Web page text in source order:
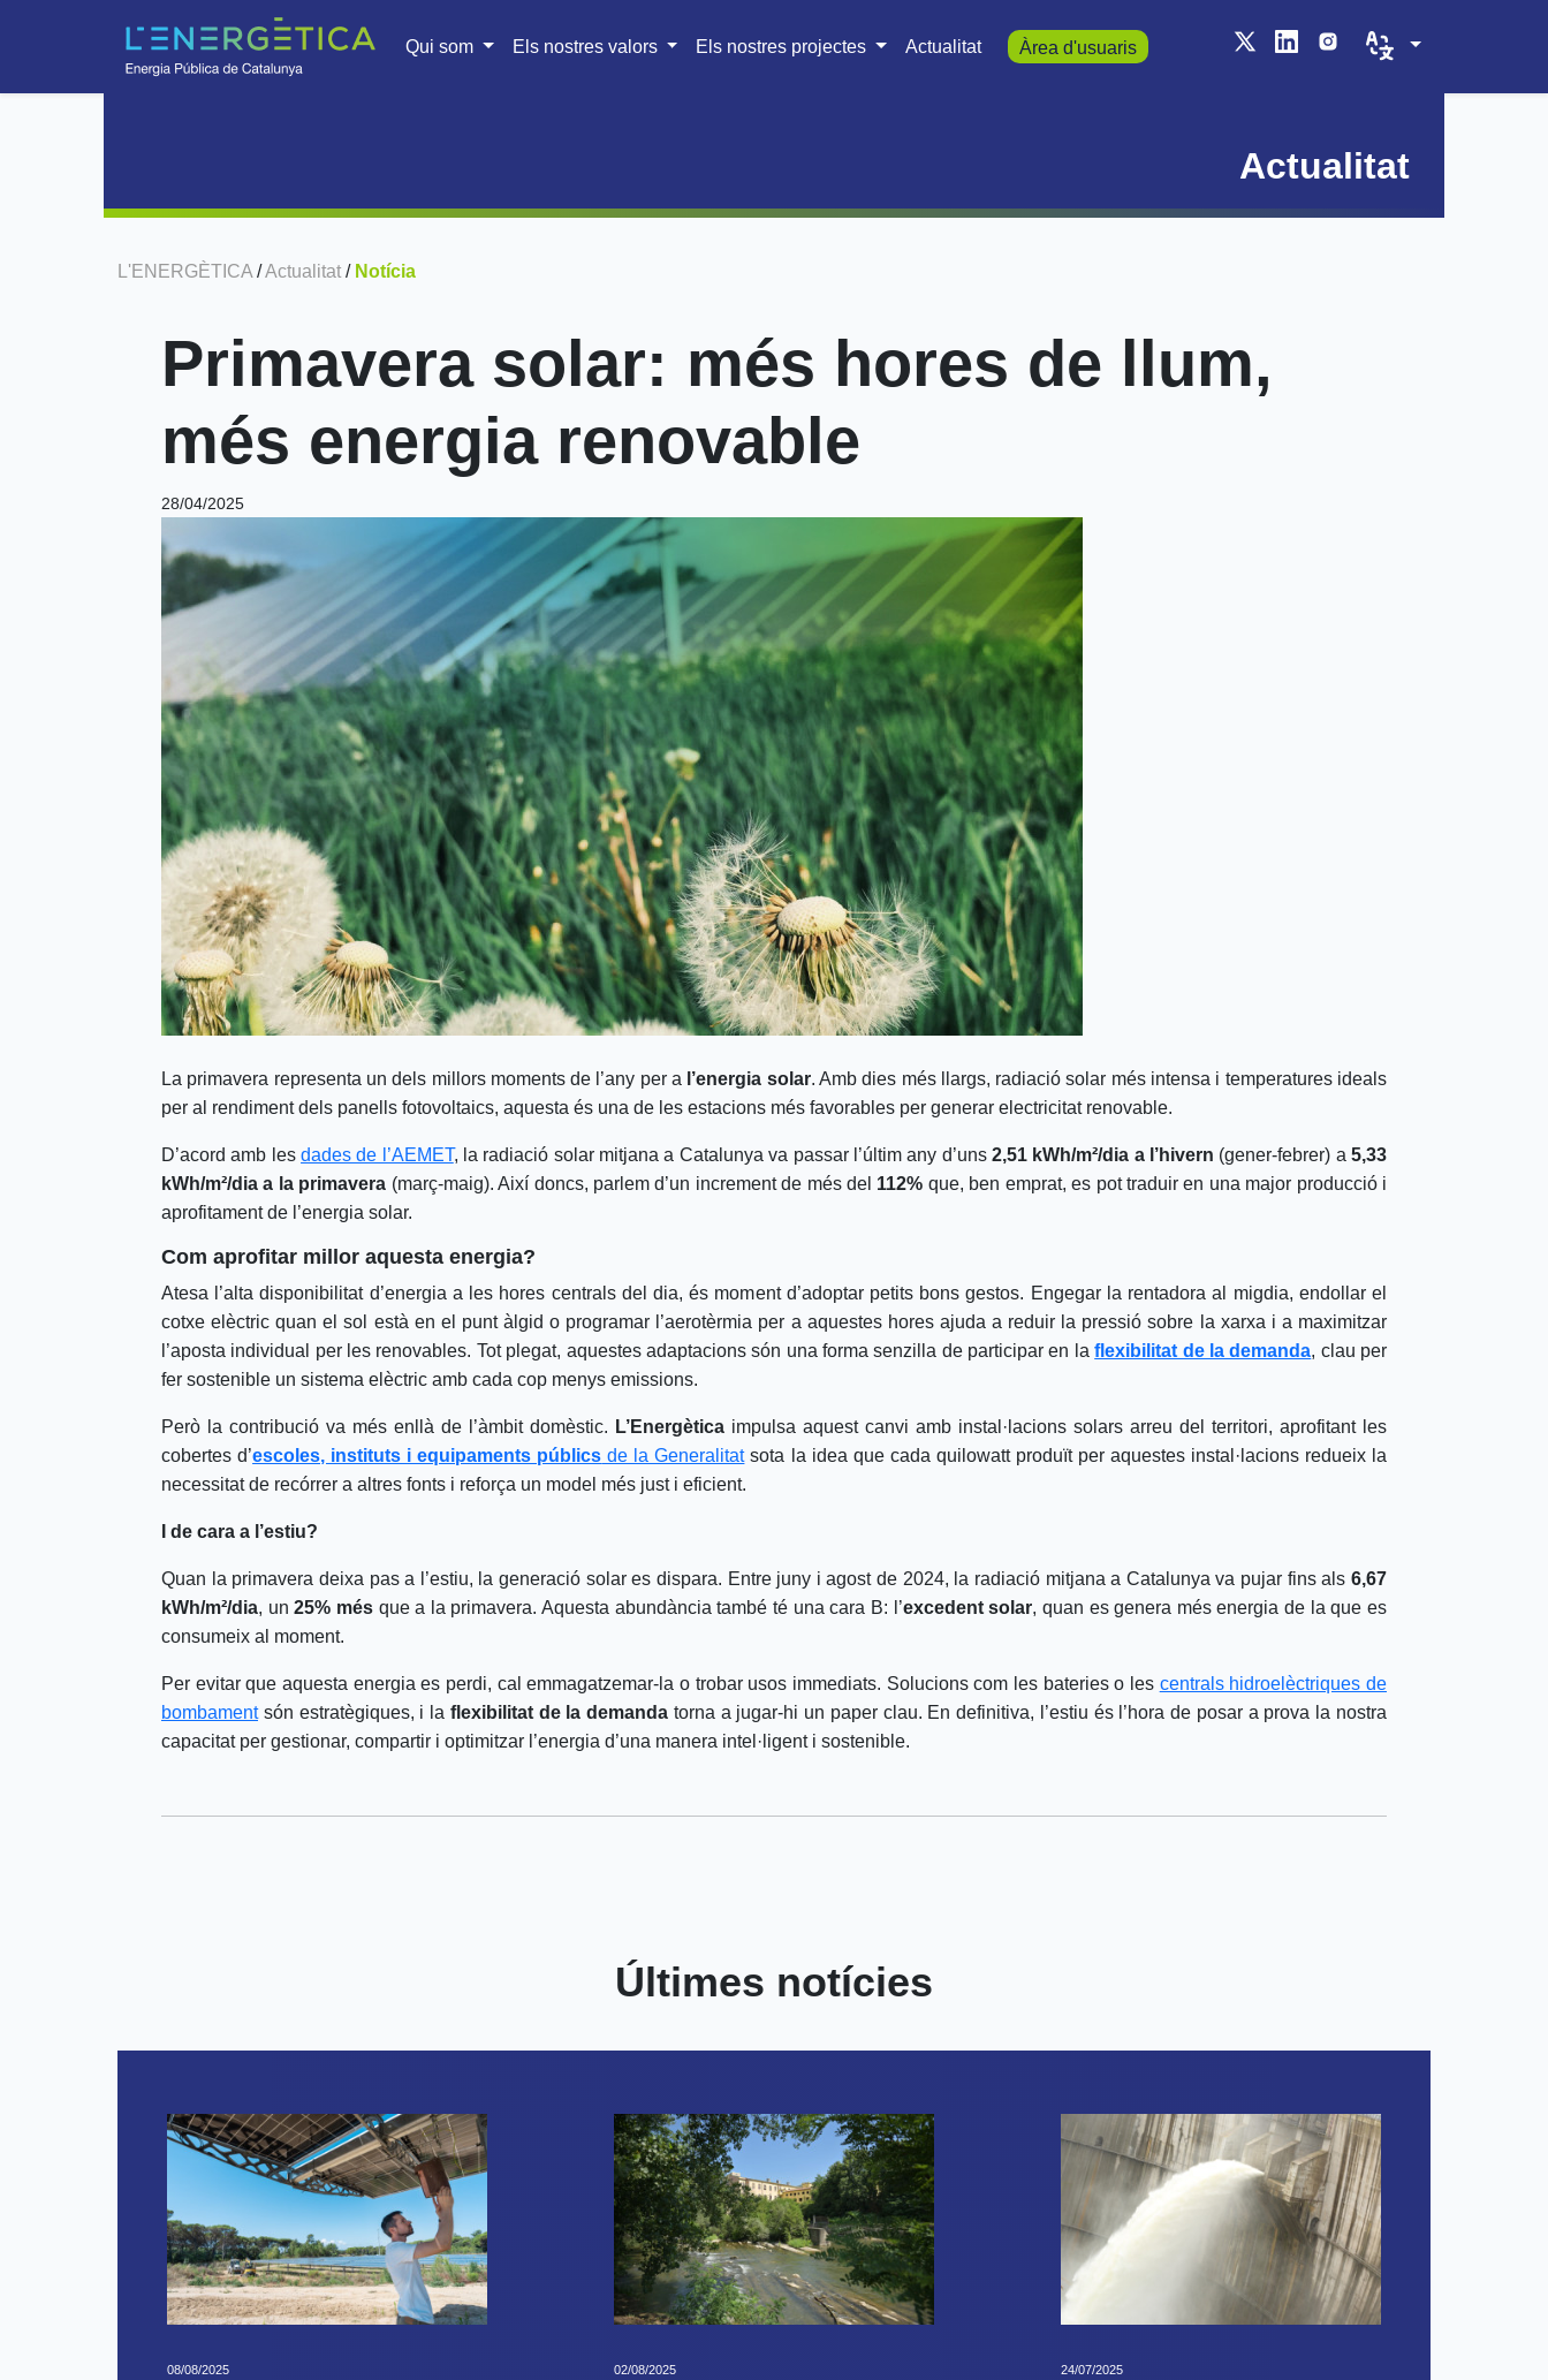
Qui som Els nostres valors Els nostres projectes Actualitat Àrea d'usuaris
Actualitat
L'ENERGÈTICA /Actualitat / Notícia
Primavera solar: més hores de llum,
més energia renovable
28/04/2025
La primavera representa un dels millors moments de l’any per a l’energia solar. Amb dies més llargs, radiació solar més intensa i temperatures ideals
per al rendiment dels panells fotovoltaics, aquesta és una de les estacions més favorables per generar electricitat renovable.
D’acord amb lesdades de l’AEMET, la radiació solar mitjana a Catalunya va passar l’últim any d’uns 2,51 kWh/m²/dia a l’hivern (gener-febrer) a5,33
kWh/m²/dia a la primavera (març-maig). Així doncs, parlem d’un increment de més del 112% que, ben emprat, es pot traduir en una major producció i
aprofitament de l’energia solar.
Com aprofitar millor aquesta energia?
Atesa l’alta disponibilitat d’energia a les hores centrals del dia, és moment d’adoptar petits bons gestos. Engegar la rentadora al migdia, endollar el
cotxe elèctric quan el sol està en el punt àlgid o programar l’aerotèrmia per a aquestes hores ajuda a reduir la pressió sobre la xarxa i a maximitzar
l’aposta individual per les renovables. Tot plegat, aquestes adaptacions són una forma senzilla de participar en laflexibilitat de la demanda, clau per
fer sostenible un sistema elèctric amb cada cop menys emissions.
Però la contribució va més enllà de l’àmbit domèstic. L’Energètica impulsa aquest canvi amb instal·lacions solars arreu del territori, aprofitant les
cobertes d’escoles, instituts i equipaments públics de la Generalitatsota la idea que cada quilowatt produït per aquestes instal·lacions redueix la
necessitat de recórrer a altres fonts i reforça un model més just i eficient.
I de cara a l’estiu?
Quan la primavera deixa pas a l’estiu, la generació solar es dispara. Entre juny i agost de 2024, la radiació mitjana a Catalunya va pujar fins als 6,67
kWh/m²/dia, un25% mésque a la primavera. Aquesta abundància també té una cara B: l’excedent solar, quan es genera més energia de la que es
consumeix al moment.
Per evitar que aquesta energia es perdi, cal emmagatzemar-la o trobar usos immediats. Solucions com les bateries o les centrals hidroelèctriques de
bombamentsón estratègiques, i la flexibilitat de la demanda torna a jugar-hi un paper clau. En definitiva, l’estiu és l’hora de posar a prova la nostra
capacitat per gestionar, compartir i optimitzar l’energia d’una manera intel·ligent i sostenible.
Últimes notícies
08/08/2025 02/08/2025 24/07/2025